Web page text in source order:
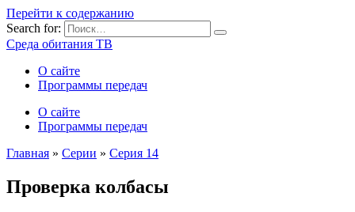
Перейти к содержанию
Search for:
Среда обитания ТВ
О сайте
Программы передач
О сайте
Программы передач
Главная » Серии » Серия 14
Проверка колбасы